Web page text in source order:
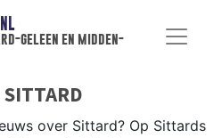
geleen en midden-
over Sittard? Op Sittards